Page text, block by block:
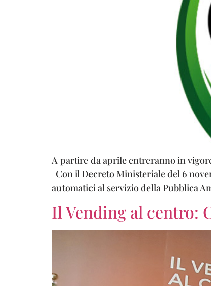
A partire da aprile entreranno in
Con il Decreto Ministeriale del 6
automatici al servizio della Pubblica
Il Vending al centro: